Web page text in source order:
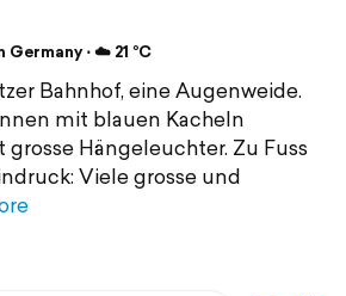
Germany ⋅ ☁️ 21 °C
Bahnhof, eine Augenweide.
mit blauen Kacheln
Hängeleuchter. Zu Fuss
Viele grosse und